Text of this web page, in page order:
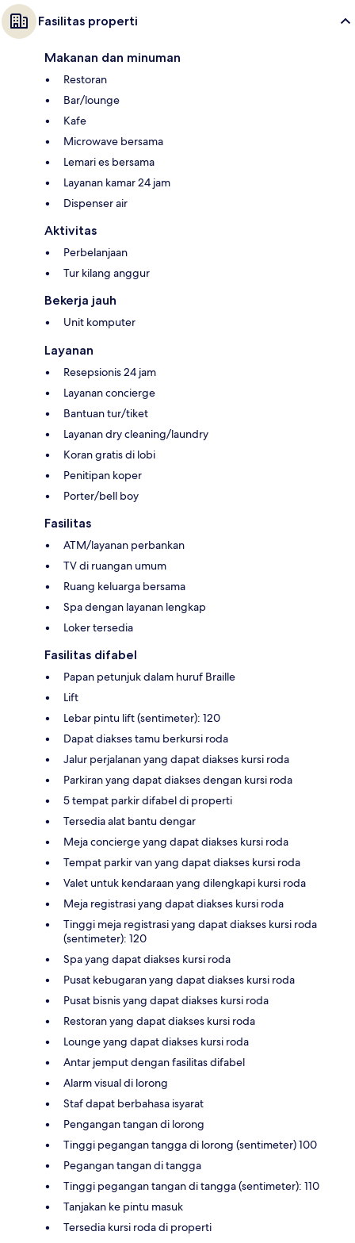
Fasilitas properti
Makanan dan minuman
Restoran
Bar/lounge
Kafe
Microwave bersama
Lemari es bersama
Layanan kamar 24 jam
Dispenser air
Aktivitas
Perbelanjaan
Tur kilang anggur
Bekerja jauh
Unit komputer
Layanan
Resepsionis 24 jam
Layanan concierge
Bantuan tur/tiket
Layanan dry cleaning/laundry
Koran gratis di lobi
Penitipan koper
Porter/bell boy
Fasilitas
ATM/layanan perbankan
TV di ruangan umum
Ruang keluarga bersama
Spa dengan layanan lengkap
Loker tersedia
Fasilitas difabel
Papan petunjuk dalam huruf Braille
Lift
Lebar pintu lift (sentimeter): 120
Dapat diakses tamu berkursi roda
Jalur perjalanan yang dapat diakses kursi roda
Parkiran yang dapat diakses dengan kursi roda
5 tempat parkir difabel di properti
Tersedia alat bantu dengar
Meja concierge yang dapat diakses kursi roda
Tempat parkir van yang dapat diakses kursi roda
Valet untuk kendaraan yang dilengkapi kursi roda
Meja registrasi yang dapat diakses kursi roda
Tinggi meja registrasi yang dapat diakses kursi roda
(sentimeter): 120
Spa yang dapat diakses kursi roda
Pusat kebugaran yang dapat diakses kursi roda
Pusat bisnis yang dapat diakses kursi roda
Restoran yang dapat diakses kursi roda
Lounge yang dapat diakses kursi roda
Antar jemput dengan fasilitas difabel
Alarm visual di lorong
Staf dapat berbahasa isyarat
Pengangan tangan di lorong
Tinggi pegangan tangga di lorong (sentimeter) 100
Pegangan tangan di tangga
Tinggi pegangan tangan di tangga (sentimeter): 110
Tanjakan ke pintu masuk
Tersedia kursi roda di properti